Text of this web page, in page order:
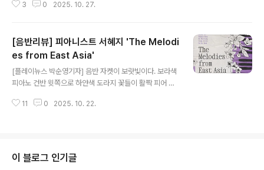
프랑스 IRCAM 공동기획 음악회 [플레이뉴스 박순영기자]
음악제(Pan Music Festival)를 개최한다. 특히 올해부터
한국문화예술위원회로부터 중장기 지원사업으로 선정되어
보다 안정적이고 알차게 운영할 토대를 마련하고 있다. 범
음악제는 1969년 첫 번째 행사를 시작으로 2025년 현재
소개하여 동시대 음악의 흐름과 방향을 제시하는 ..
3 0 2025. 10. 27.
[음반리뷰] 피아니스트 서혜지 'The Melodi
es from East Asia'
[플레이뉴스 박순영기자] 음반 자켓이 보랏빛이다. 보라색
피아노 건반 윗쪽으로 하얀색 도라지 꽃들이 활짝 피어 수
고 음반 제목이 커다랗게 씌여 있다. 그 위로 피아노 건반과
현대성이 섬세하게 교차하는 사운드스케이프 지난 7월 25
일 미국 navona records에서 발매된 피아니스트 서혜
11 0 2025. 10. 22.
이 블로그 인기글